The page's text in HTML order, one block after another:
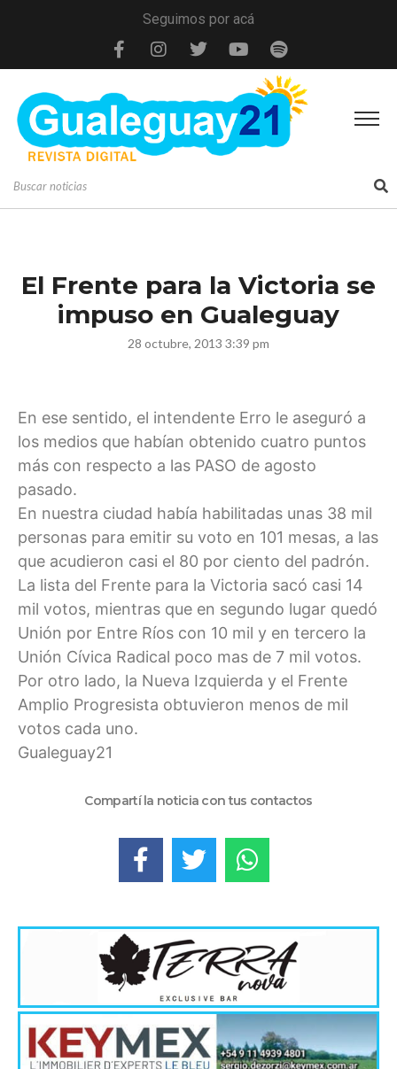
Seguimos por acá
El Frente para la Victoria se
impuso en Gualeguay
28 octubre, 2013 3:39 pm
En ese sentido, el intendente Erro le aseguró a
los medios que habían obtenido cuatro puntos
más con respecto a las PASO de agosto
pasado.
En nuestra ciudad había habilitadas unas 38 mil
personas para emitir su voto en 101 mesas, a las
que acudieron casi el 80 por ciento del padrón.
La lista del Frente para la Victoria sacó casi 14
mil votos, mientras que en segundo lugar quedó
Unión por Entre Ríos con 10 mil y en tercero la
Unión Cívica Radical poco mas de 7 mil votos.
Por otro lado, la Nueva Izquierda y el Frente
Amplio Progresista obtuvieron menos de mil
votos cada uno.
Gualeguay21
Compartí la noticia con tus contactos